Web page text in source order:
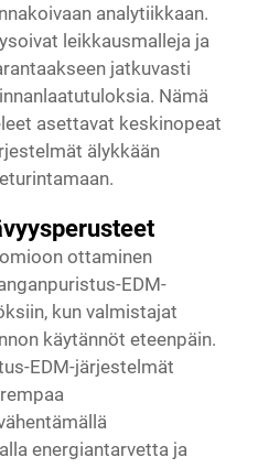
analytiikkaan.
leikkausmalleja ja
jatkuvasti
Nämä
asettavat keskinopeat
älykkään
ottaminen
EDM-
kun valmistajat
käytännöt eteenpäin.
EDM-järjestelmät
energiantarvetta ja